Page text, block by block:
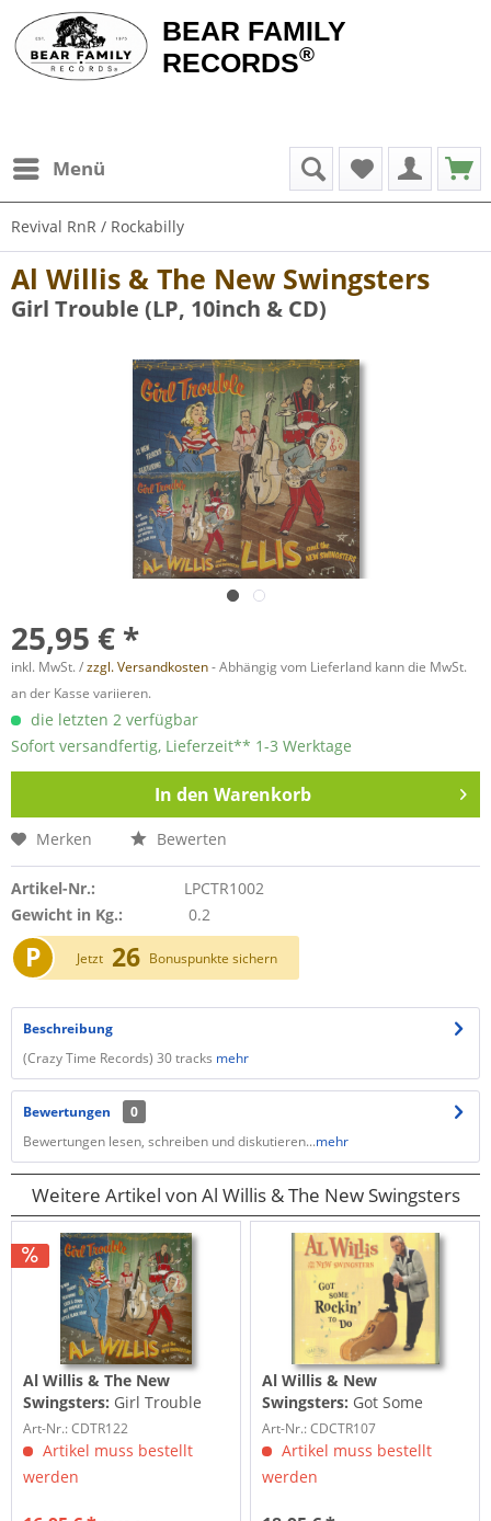
BEAR FAMILY
RECORDS®
Menü
Revival RnR / Rockabilly
Al Willis & The New Swingsters
Girl Trouble (LP, 10inch & CD)
25,95 € *
inkl. MwSt. /zzgl. Versandkosten- Abhängig vom Lieferland kann die MwSt.
an der Kasse variieren.
die letzten 2 verfügbar
Sofort versandfertig, Lieferzeit** 1-3 Werktage
In den Warenkorb
Merken Bewerten
Artikel-Nr.:
LPCTR1002
Gewicht in Kg.:
0.2
P Jetzt 26 Bonuspunkte sichern
Beschreibung
(Crazy Time Records) 30 tracks mehr
Bewertungen
0
Bewertungen lesen, schreiben und diskutieren...mehr
Weitere Artikel von Al Willis & The New Swingsters
Al Willis & The New
Swingsters: Girl Trouble
(CD)
Art-Nr.: CDTR122
Artikel muss bestellt
werden
Al Willis & New
Swingsters: Got Some
Rockin'To Do (CD)
Art-Nr.: CDCTR107
Artikel muss bestellt
werden